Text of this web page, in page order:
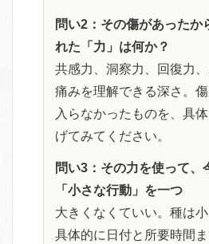
問い2：その傷があったか
れた「力」は何か？
共感力、洞察力、回復力
痛みを理解できる深さ。
入らなかったものを、具
げてみてください。
問い3：その力を使って、
「小さな行動」を一つ
大きくなくていい。種は小
具体的に日付と所要時間